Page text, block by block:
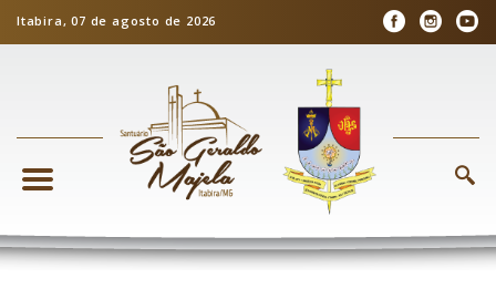
Itabira, 07 de agosto de 2026